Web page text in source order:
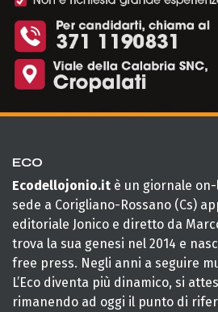
ECO
Ecodellojonio.it è un giornale
sede a Corigliano-Rossano (Cs)
editoriale Jonico e diretto da
trova la sua genesi nel 2014 e
free press. Negli anni a seguire
L’Eco diventa più dinamico, si
rimanendo ad oggi il punto di